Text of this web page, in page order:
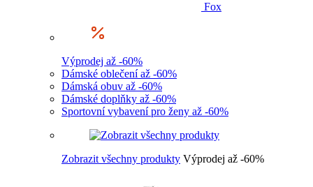
Fox
Výprodej až -60%
Dámské oblečení až -60%
Dámská obuv až -60%
Dámské doplňky až -60%
Sportovní vybavení pro ženy až -60%
Zobrazit všechny produkty Výprodej až -60%